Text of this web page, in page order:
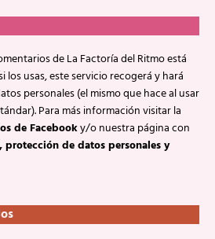
de La Factoría del Ritmo está
los usas, este servicio recogerá y hará
personales (el mismo que hace al usar
Para más información visitar la
de Facebooky/o nuestra página con
de datos personales y